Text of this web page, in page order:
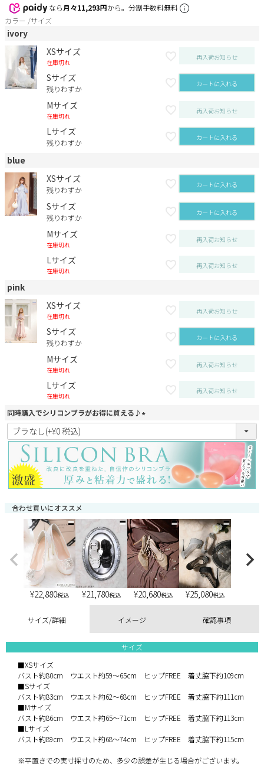
なら月々11,293円から。分割手数料無料
カラー サイズ
ivory
XSサイズ
在庫切れ
再入荷お知らせ
Sサイズ
残りわずか カートに入れる
Mサイズ
在庫切れ
再入荷お知らせ
Lサイズ
残りわずか カートに入れる
blue
XSサイズ
残りわずか カートに入れる
Sサイズ
残りわずか カートに入れる
Mサイズ
在庫切れ
再入荷お知らせ
Lサイズ
在庫切れ
再入荷お知らせ
pink
XSサイズ
在庫切れ
再入荷お知らせ
Sサイズ
残りわずか カートに入れる
Mサイズ
在庫切れ
再入荷お知らせ
Lサイズ
在庫切れ
再入荷お知らせ
同時購入でシリコンブラがお得に買える♪
(
須
)
合わせ買いにオススメ
¥22,880税込 ¥21,780税込 ¥20,680税込 ¥25,080税込
サイズ/詳細 イメージ 確認事項
サイズ
■XSサイズ
バスト約80cm ウエスト約59～65cm ヒップFREE 着丈脇下約109cm
■Sサイズ
バスト約83cm ウエスト約62～68cm ヒップFREE 着丈脇下約111cm
■Mサイズ
バスト約86cm ウエスト約65～71cm ヒップFREE 着丈脇下約113cm
■Lサイズ
バスト約89cm ウエスト約68～74cm ヒップFREE 着丈脇下約115cm
※平置きでの実寸採寸のため、多少の誤差が生じる場合がございます。